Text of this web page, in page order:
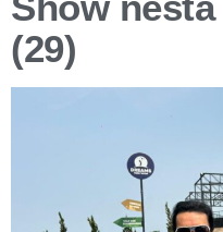
(29)